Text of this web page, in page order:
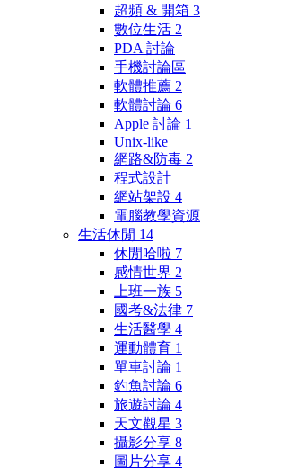
超頻 & 開箱 3
數位生活 2
PDA 討論
手機討論區
軟體推薦 2
軟體討論 6
Apple 討論 1
Unix-like
網路&防毒 2
程式設計
網站架設 4
電腦教學資源
生活休閒 14
休閒哈啦 7
感情世界 2
上班一族 5
國考&法律 7
生活醫學 4
運動體育 1
單車討論 1
釣魚討論 6
旅遊討論 4
天文觀星 3
攝影分享 8
圖片分享 4